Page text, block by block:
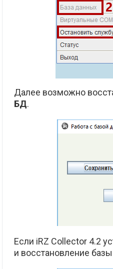
Далее возможно
БД.
Если iRZ Collector 4.2
и восстановление